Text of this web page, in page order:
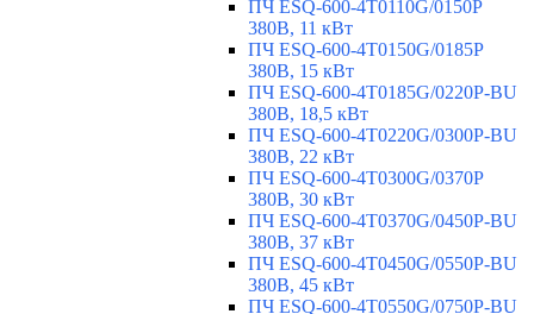
ПЧ ESQ-600-4T0110G/0150P
380В, 11 кВт
ПЧ ESQ-600-4T0150G/0185P
380В, 15 кВт
ПЧ ESQ-600-4T0185G/0220P-BU
380В, 18,5 кВт
ПЧ ESQ-600-4T0220G/0300P-BU
380В, 22 кВт
ПЧ ESQ-600-4T0300G/0370P
380В, 30 кВт
ПЧ ESQ-600-4T0370G/0450P-BU
380В, 37 кВт
ПЧ ESQ-600-4T0450G/0550P-BU
380В, 45 кВт
ПЧ ESQ-600-4T0550G/0750P-BU